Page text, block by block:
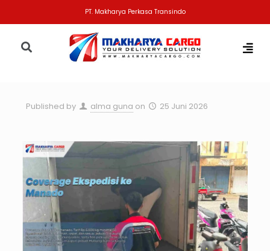
PT. Makharya Perkasa Transindo
Published by alma guna on 25 Juni 2026